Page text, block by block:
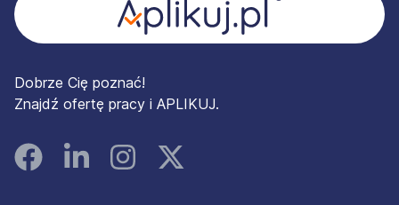
Dobrze Cię poznać!
Znajdź ofertę pracy i APLIKUJ.
FacebookLinked InInstagramInstagram